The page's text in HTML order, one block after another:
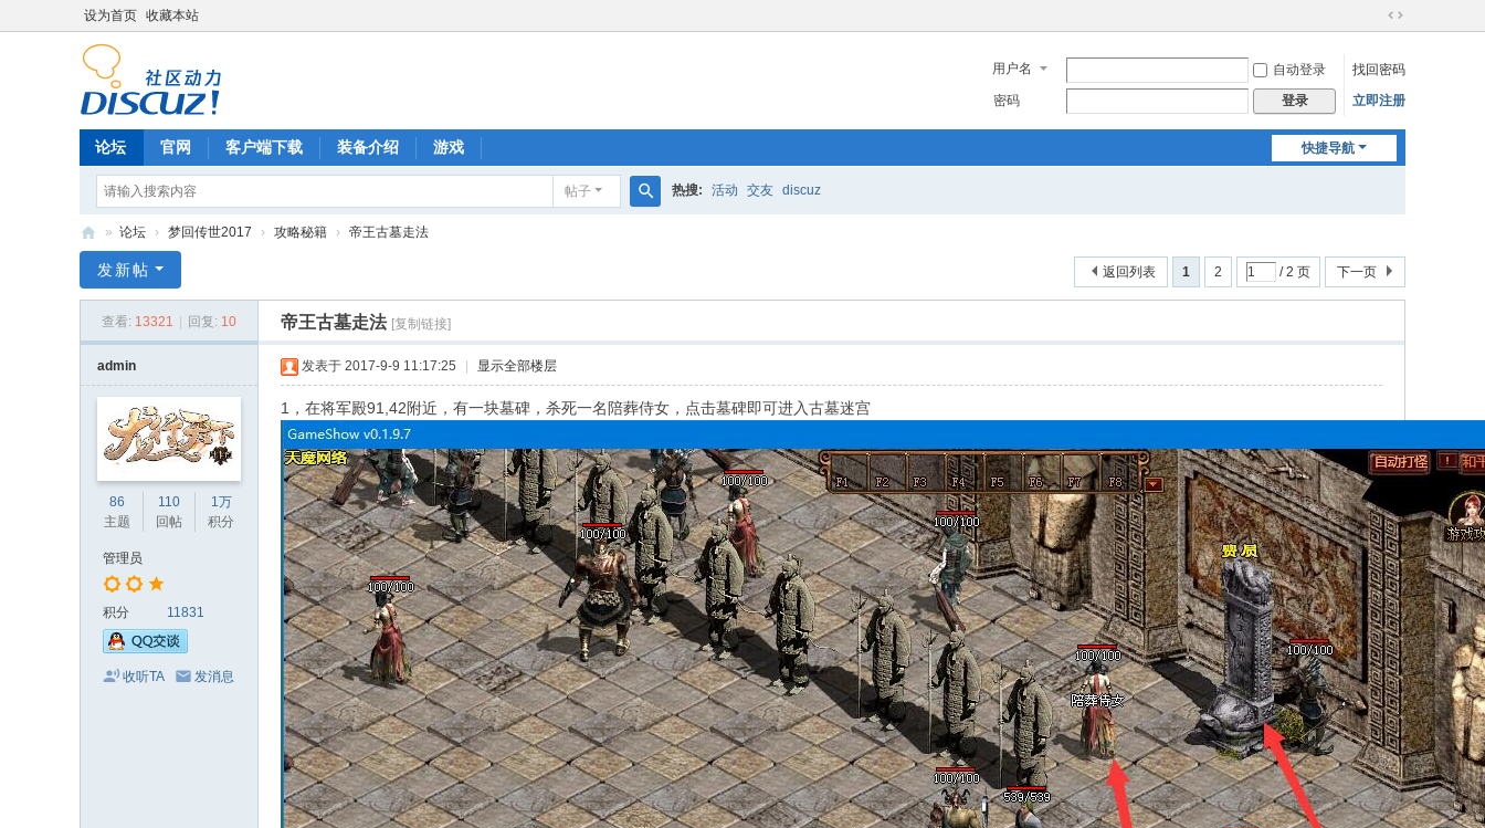
设为首页 收藏本站
切
到
宽
用户名 自动登录
找回密码
密码
登录 立即注册
快捷导航
论坛 官网 客户端下载 装备介绍 游戏
帖子 热搜: 活动 交友 discuz
龙
» 论坛 › 梦回传世2017 › 攻略秘籍 › 帝王古墓走法
1 2 / 2 页 下一页
返回列表
发新帖
查看: 13321 回复: 10 帝王古墓走法 [复制链接]
admin
86
主题
110
回帖
1万
积分
管理员
积分 11831
收听TA 发消息
发表于 2017-9-9 11:17:25 显示全部楼层
1，在将军殿91,42附近，有一块墓碑，杀死一名陪葬侍女，点击墓碑即可进入古墓迷宫